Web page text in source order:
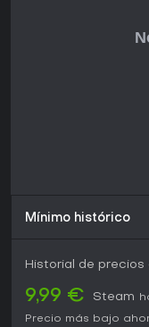
Mínimo histórico
Historial de
9,99 € Steam
Precio más bajo